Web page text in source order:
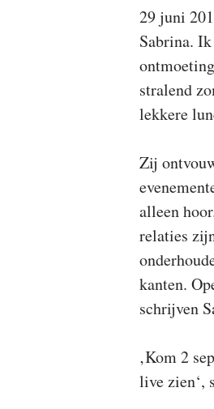
29 juni
Sabrina.
stralend
lekkere
Zij
alleen
relaties
kanten.
schrijven
‚Kom 2
live zien‘,